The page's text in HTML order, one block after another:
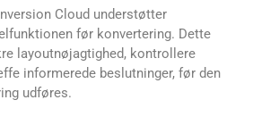
Cloud understøtter
før konvertering. Dette
layoutnøjagtighed, kontrollere
informerede beslutninger, før den
udføres.